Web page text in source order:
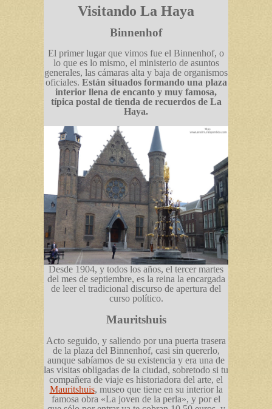
Visitando La Haya
Binnenhof
El primer lugar que vimos fue el Binnenhof, o
lo que es lo mismo, el ministerio de asuntos
generales, las cámaras alta y baja de organismos
oficiales. Están situados formando una plaza
interior llena de encanto y muy famosa,
típica postal de tienda de recuerdos de La
Haya.
Desde 1904, y todos los años, el tercer martes
del mes de septiembre, es la reina la encargada
de leer el tradicional discurso de apertura del
curso político.
Mauritshuis
Acto seguido, y saliendo por una puerta trasera
de la plaza del Binnenhof, casi sin quererlo,
aunque sabíamos de su existencia y era una de
las visitas obligadas de la ciudad, sobretodo si tu
compañera de viaje es historiadora del arte, el
Mauritshuis, museo que tiene en su interior la
famosa obra «La joven de la perla», y por el